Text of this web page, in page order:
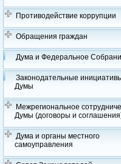
Противодействие коррупции
Обращения граждан
Дума и Федеральное
Законодательные
Думы
Межрегиональное
Думы (договоры и
Дума и органы местного
самоуправления